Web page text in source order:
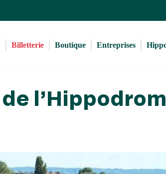
au
principal
Billetterie Boutique Entreprises